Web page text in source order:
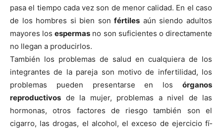
pasa el tiempo cada vez son de menor calidad. En el caso
de los hombres si bien sonfértiles aún siendo adultos
mayores losespermas no son suficientes o directamente
no llegan a producirlos.
También los problemas de salud en cualquiera de los
integrantes de la pareja son motivo de infertilidad, los
problemas pueden presentarse en los órganos
reproductivos de la mujer, problemas a nivel de las
hormonas, otros factores de riesgo también son el
cigarro, las drogas, el alcohol, el exceso de ejercicio fí­